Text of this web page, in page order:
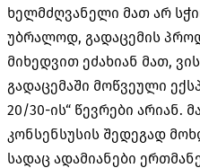
ხელმძღვანელი მათ არ
უბრალოდ, გადაცემის
მიხედვით ეძახიან მათ,
გადაცემაში მოწვეული
20/30-ის“ წევრები არიან.
კონსენსუსის შედეგად
სადაც ადამიანები